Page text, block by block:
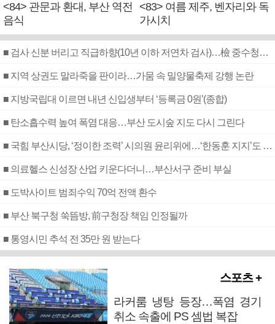
<84> 관문과 환대, 부산 역전
음식
<83> 여름 제주, 벤자리와 독
가시치
■ 검사 신분 버리고 직급하향(10년 이하 저연차 검사)…檢 중수청행 기피
■ 지역 상권도 말라죽을 판이라…가뭄 속 밀양물축제 강행 논란
■ 지방국립대 이르면 내년 신입생부터 ‘등록금 0원’(종합)
■ 탄소흡수력 높여 폭염 대응…부산 도시숲 지도 다시 그린다
■ 국힘 부산시당, ‘정이한 조력’ 시의원 윤리위에…‘한동훈 지지’도 신고접수
■ 의료헬스 신성장 산업 키운다더니…부산서구 준비 부실
■ 도박사이트 범죄수익 70억 전액 환수
■ 부산 북구청 쑥뜸방, 前구청장 책임 인정될까
■ 통영시민 추석 전 35만 원 받는다
스포츠 +
라커룸 냉탕 등장…폭염 경기
취소 속출에 PS 셈법 복잡